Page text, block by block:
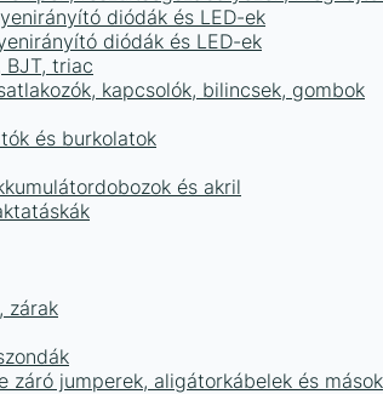
diódák és LED-ek
diódák és LED-ek
BJT, triac
kapcsolók, bilincsek, gombok
és burkolatok
és akril
zárak
záró jumperek, aligátorkábelek és mások